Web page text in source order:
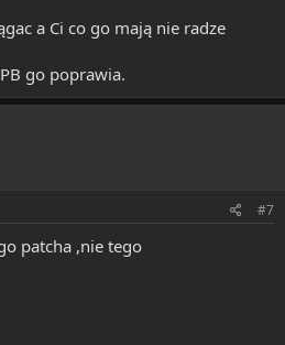
a Ci co go mają nie radze
go poprawia.
#7
patcha ,nie tego